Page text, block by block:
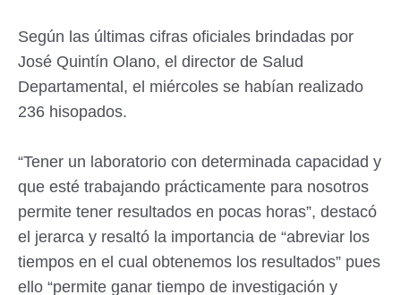
Según las últimas cifras oficiales brindadas por
José Quintín Olano, el director de Salud
Departamental, el miércoles se habían realizado
236 hisopados.
“Tener un laboratorio con determinada capacidad y
que esté trabajando prácticamente para nosotros
permite tener resultados en pocas horas”, destacó
el jerarca y resaltó la importancia de “abreviar los
tiempos en el cual obtenemos los resultados” pues
ello “permite ganar tiempo de investigación y